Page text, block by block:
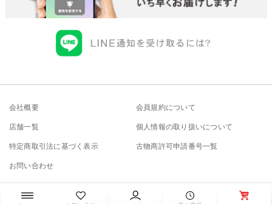
会社概要 会員規約について
店舗一覧 個人情報の取り扱いについて
特定商取引法に基づく表示 古物商許可申請番号一覧
お問い合わせ
Copyright©SPINNS All Right Reserved.